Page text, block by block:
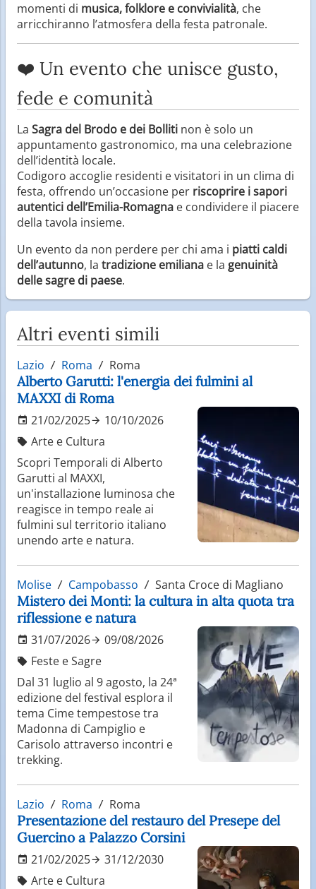
momenti di musica, folklore e convivialità, che
arricchiranno l’atmosfera della festa patronale.
❤️ Un evento che unisce gusto,
fede e comunità
La Sagra del Brodo e dei Bolliti non è solo un
appuntamento gastronomico, ma una celebrazione
dell’identità locale.
Codigoro accoglie residenti e visitatori in un clima di
festa, offrendo un’occasione per riscoprire i sapori
autentici dell’Emilia-Romagna e condividere il piacere
della tavola insieme.
Un evento da non perdere per chi ama i piatti caldi
dell’autunno, la tradizione emiliana e la genuinità
delle sagre di paese.
Altri eventi simili
Lazio Roma Roma
Alberto Garutti: l'energia dei fulmini al
MAXXI di Roma
21/02/2025
10/10/2026
Arte e Cultura
Scopri Temporali di Alberto
Garutti al MAXXI,
un'installazione luminosa che
reagisce in tempo reale ai
fulmini sul territorio italiano
unendo arte e natura.
Molise Campobasso Santa Croce di Magliano
Mistero dei Monti: la cultura in alta quota tra
riflessione e natura
31/07/2026
09/08/2026
Feste e Sagre
Dal 31 luglio al 9 agosto, la 24ª
edizione del festival esplora il
tema Cime tempestose tra
Madonna di Campiglio e
Carisolo attraverso incontri e
trekking.
Lazio Roma Roma
Presentazione del restauro del Presepe del
Guercino a Palazzo Corsini
21/02/2025
31/12/2030
Arte e Cultura